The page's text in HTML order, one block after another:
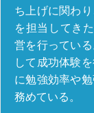
ち上げに関わ
を担当してき
営を行ってい
して成功体験
に勉強効率や
務めている。